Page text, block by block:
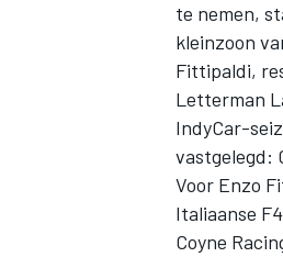
te nemen,
kleinzoon
Fittipaldi,
Letterman
IndyCar-
vastgelegd:
Voor Enzo
Italiaanse
Coyne